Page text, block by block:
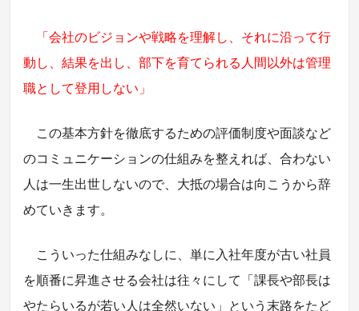
「会社のビジョンや戦略を理解し、それに沿って行
動し、結果を出し、部下を育てられる人間以外は管理
職として登用しない」
この基本方針を徹底するための評価制度や面談など
のコミュニケーションの仕組みを整えれば、合わない
人は一生出世しないので、大抵の場合は向こうから辞
めていきます。
こういった仕組みなしに、単に入社年度が古い社員
を順番に昇進させる会社は往々にして「課長や部長は
やたらいるが若い人は全然いない」という末路をたど